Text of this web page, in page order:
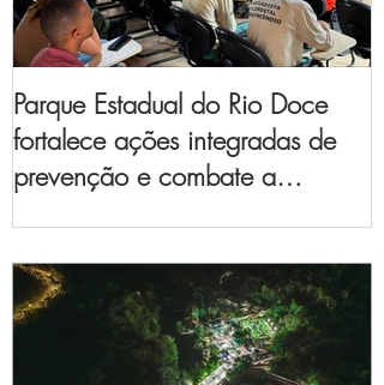
Parque Estadual do Rio Doce
fortalece ações integradas de
prevenção e combate a